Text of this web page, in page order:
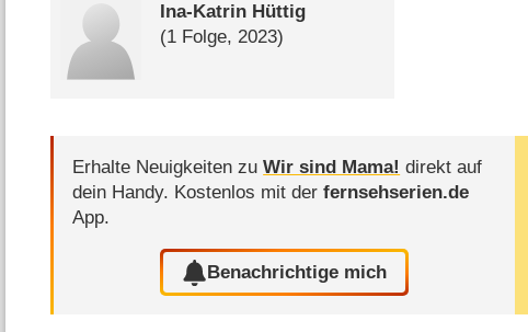
Ina-Katrin Hüttig
(1 Folge, 2023)
Erhalte Neuigkeiten zuWir sind Mama! direkt auf
dein Handy. Kostenlos mit derfernsehserien.de
App.
Benachrichtige mich